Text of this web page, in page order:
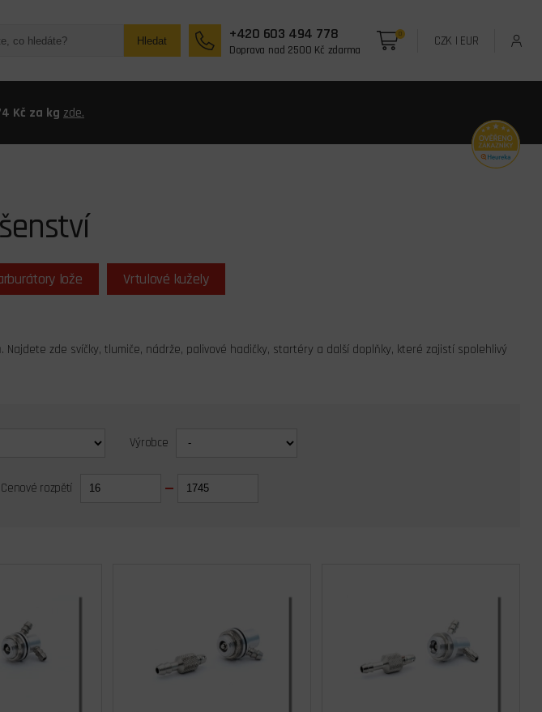
Hledat +420 603 494 778
Doprava nad 2500 Kč zdarma
0 CZK | EUR
Kč za kg zde.
lože Vrtulové kužely
zde svíčky, tlumiče, nádrže, palivové hadičky, startéry a další doplňky, které zajistí spolehlivý
Výrobce
Cenové rozpětí